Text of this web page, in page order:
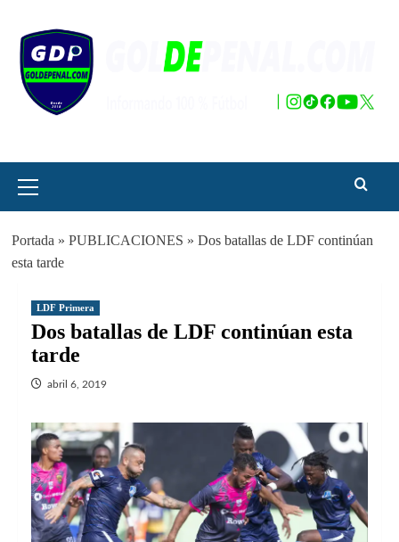
contenido
principal
Portada » PUBLICACIONES » Dos batallas de LDF continúan
esta tarde
LDF Primera
Dos batallas de LDF continúan esta
tarde
abril 6, 2019